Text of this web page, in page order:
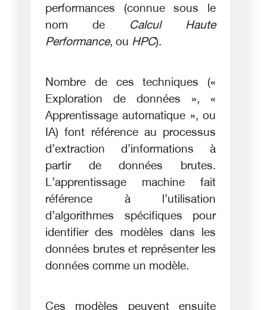
performances (connue sous le
nom de Calcul Haute
Performance, ou HPC).
Nombre de ces techniques («
Exploration de données », «
Apprentissage automatique », ou
IA) font référence au processus
d’extraction d’informations à
partir de données brutes.
L’apprentissage machine fait
référence à l’utilisation
d’algorithmes spécifiques pour
identifier des modèles dans les
données brutes et représenter les
données comme un modèle.
Ces modèles peuvent ensuite